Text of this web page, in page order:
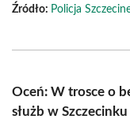
Źródło: Policja
Oceń: W trosce o
służb w Szczecinku